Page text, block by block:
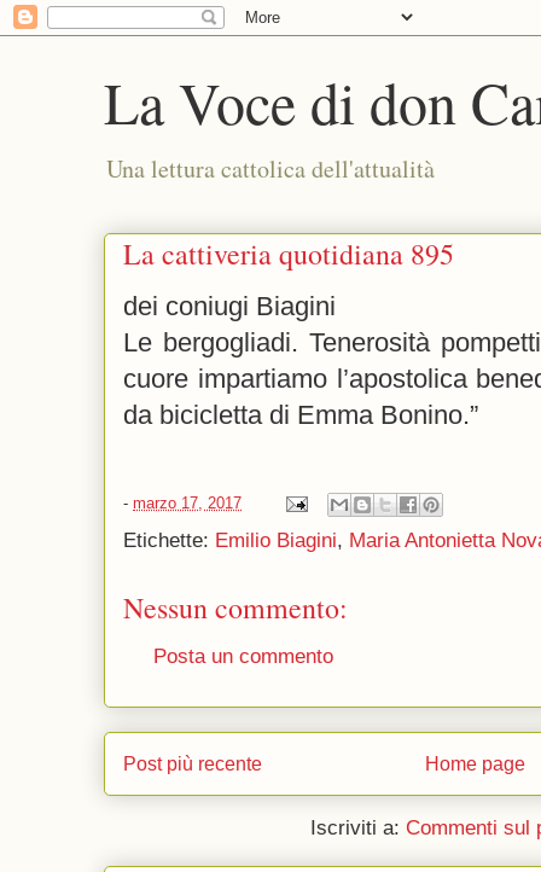
La Voce di don
Una lettura cattolica dell'attualità
La cattiveria quotidiana 895
dei coniugi Biagini
Le bergogliadi. Tenerosità
cuore impartiamo l’apostolica
da bicicletta di Emma Bonino.”
- marzo 17, 2017
Etichette: Emilio Biagini, Maria Antonietta
Nessun commento:
Posta un commento
Post più recente Home page
Iscriviti a: Commenti sul